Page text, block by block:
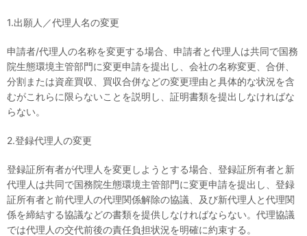
1.出願人／代理人名の変更
申請者/代理人の名称を変更する場合、申請者と代理人は共同で国務
院生態環境主管部門に変更申請を提出し、会社の名称変更、合併、
分割または資産買収、買収合併などの変更理由と具体的な状況を含
むがこれらに限らないことを説明し、証明書類を提出しなければな
らない。
2.登録代理人の変更
登録証所有者が代理人を変更しようとする場合、登録証所有者と新
代理人は共同で国務院生態環境主管部門に変更申請を提出し、登録
証所有者と前代理人の代理関係解除の協議、及び新代理人と代理関
係を締結する協議などの書類を提供しなければならない。代理協議
では代理人の交代前後の責任負担状況を明確に約束する。